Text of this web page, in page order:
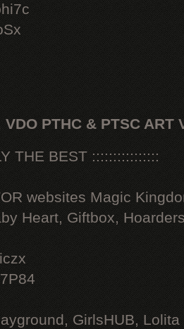
VDO PTHC & PTSC ART
THE BEST ::::::::::::::::
websites Magic
Heart, Giftbox,
GirlsHUB, Lolita